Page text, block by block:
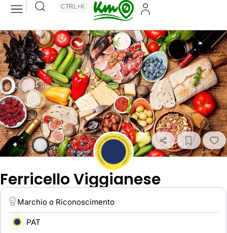
CTRL+K
Ferricello Viggianese
Marchio o Riconoscimento
PAT